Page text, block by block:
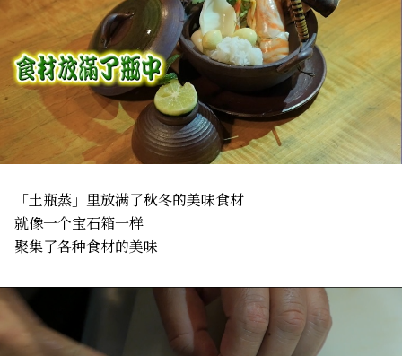
「土瓶蒸」里放满了秋冬的美味食材
就像一个宝石箱一样
聚集了各种食材的美味